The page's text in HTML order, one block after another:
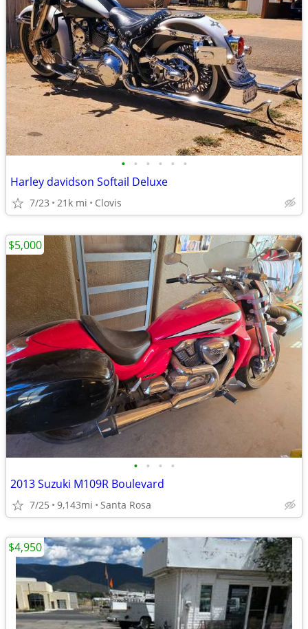
• • • • • •
Harley davidson Softail Deluxe
7/23 21k mi Clovis
• • • •
2013 Suzuki M109R Boulevard
7/25 9,143mi Santa Rosa
$5,000
$4,950